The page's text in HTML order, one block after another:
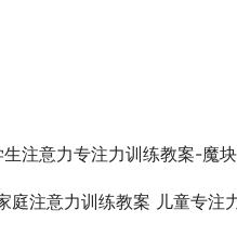
注意力专注力训练教案-魔
意力训练教案 儿童专注力提升和改